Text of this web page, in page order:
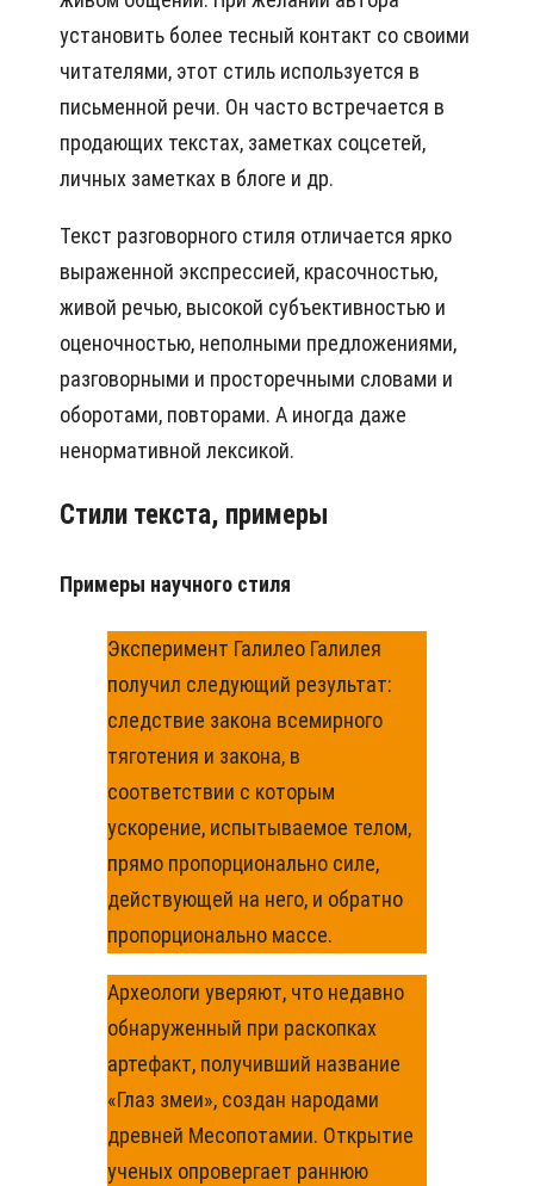
установить более тесный контакт со своими
читателями, этот стиль используется в
письменной речи. Он часто встречается в
продающих текстах, заметках соцсетей,
личных заметках в блоге и др.
Текст разговорного стиля отличается ярко
выраженной экспрессией, красочностью,
живой речью, высокой субъективностью и
оценочностью, неполными предложениями,
разговорными и просторечными словами и
оборотами, повторами. А иногда даже
ненормативной лексикой.
Стили текста, примеры
Примеры научного стиля
Эксперимент Галилео Галилея
получил следующий результат:
следствие закона всемирного
тяготения и закона, в
соответствии с которым
ускорение, испытываемое телом,
прямо пропорционально силе,
действующей на него, и обратно
пропорционально массе.
Археологи уверяют, что недавно
обнаруженный при раскопках
артефакт, получивший название
«Глаз змеи», создан народами
древней Месопотамии. Открытие
ученых опровергает раннюю